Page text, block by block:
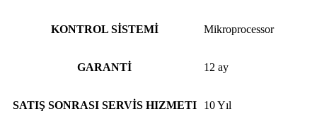
KONTROL SİSTEMİ Mikroprocessor
GARANTİ 12 ay
SATIŞ SONRASI SERVİS HIZMETI 10 Yıl